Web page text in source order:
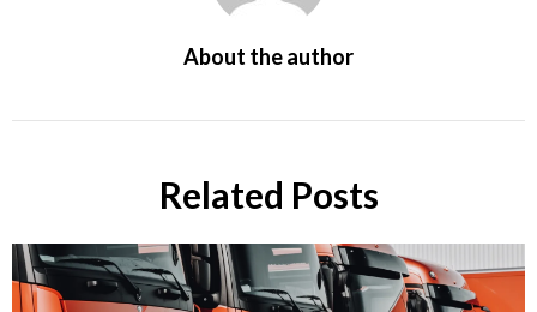
About the author
Related Posts